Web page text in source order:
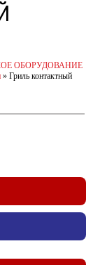
ОБОРУДОВАНИЕ
» Гриль контактный